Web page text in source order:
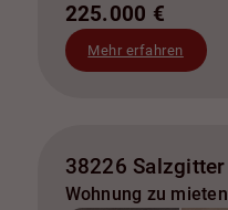
225.000 €
Mehr erfahren
38226 Salzgitter
Wohnung zu mieten